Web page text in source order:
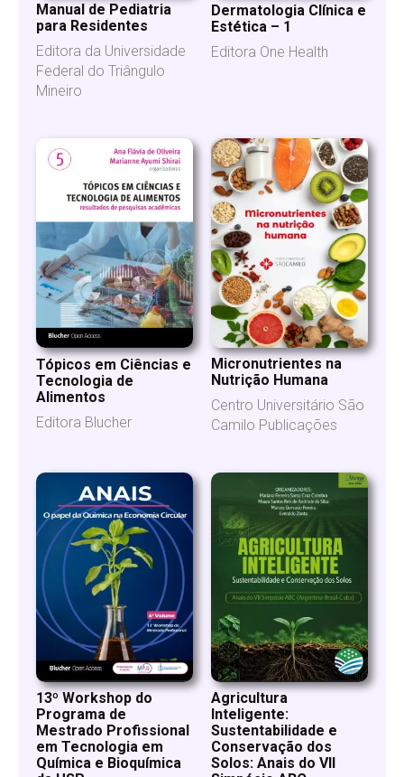
Manual de Pediatria
para Residentes
Editora da Universidade
Federal do Triângulo
Mineiro
Dermatologia Clínica e
Estética – 1
Editora One Health
Tópicos em Ciências e
Tecnologia de
Alimentos
Editora Blucher
Micronutrientes na
Nutrição Humana
Centro Universitário São
Camilo Publicações
13º Workshop do
Programa de
Mestrado Profissional
em Tecnologia em
Química e Bioquímica
Agricultura
Inteligente:
Sustentabilidade e
Conservação dos
Solos: Anais do VII